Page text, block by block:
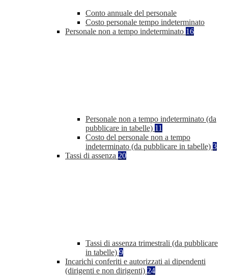
Conto annuale del personale
Costo personale tempo indeterminato
Personale non a tempo indeterminato 16
Personale non a tempo indeterminato (da
pubblicare in tabelle) 11
Costo del personale non a tempo
indeterminato (da pubblicare in tabelle) 3
Tassi di assenza 20
Tassi di assenza trimestrali (da pubblicare
in tabelle) 9
Incarichi conferiti e autorizzati ai dipendenti
(dirigenti e non dirigenti) 24